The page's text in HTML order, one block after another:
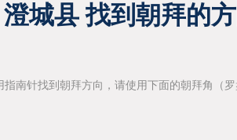
澄城县 找到朝拜的
南针找到朝拜方向，请使用下面的朝拜角（